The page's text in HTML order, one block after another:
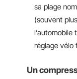
sa plage
(souvent
réglage vélo
Un